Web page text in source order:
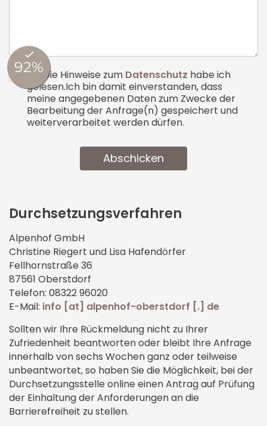
(*) Die Hinweise zum Datenschutz habe ich
gelesen.Ich bin damit einverstanden, dass
meine angegebenen Daten zum Zwecke der
Bearbeitung der Anfrage(n) gespeichert und
weiterverarbeitet werden dürfen.
Abschicken
Durchsetz­ungsverfahren
Alpenhof GmbH
Christine Riegert und Lisa Hafendörfer
Fellhornstraße 36
87561 Oberstdorf
Telefon: 08322 96020
E-Mail: info [at] alpenhof-oberstdorf [.] de
Sollten wir Ihre Rückmeldung nicht zu Ihrer
Zufriedenheit beantworten oder bleibt Ihre Anfrage
innerhalb von sechs Wochen ganz oder teilweise
unbeantwortet, so haben Sie die Möglichkeit, bei der
Durchsetzungsstelle online einen Antrag auf Prüfung
der Einhaltung der Anforderungen an die
Barrierefreiheit zu stellen.